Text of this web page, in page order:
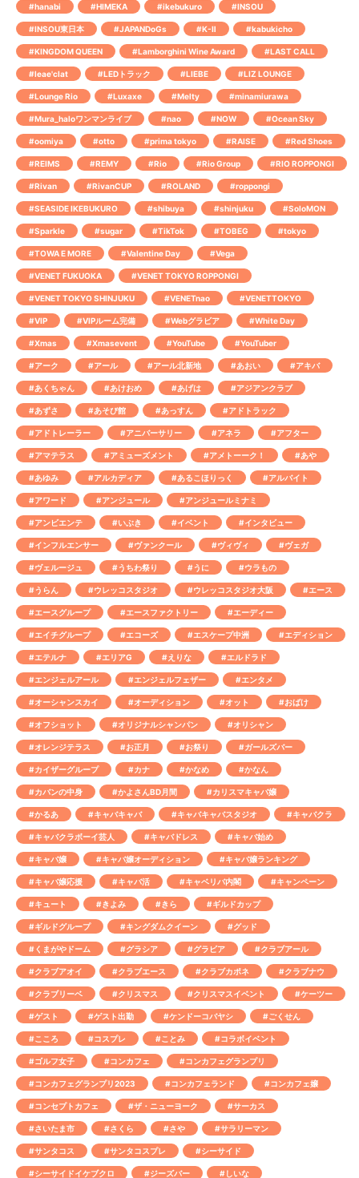
#hanabi #HIMEKA #ikebukuro #INSOU
#INSOU東日本 #JAPANDoGs #K-Ⅱ #kabukicho
#KINGDOM QUEEN #Lamborghini Wine Award #LAST CALL
#leae'clat #LEDトラック #LIEBE #LIZ LOUNGE
#Lounge Rio #Luxaxe #Melty #minamiurawa
#Mura_haloワンマンライブ #nao #NOW #Ocean Sky
#oomiya #otto #prima tokyo #RAISE #Red Shoes
#REIMS #REMY #Rio #Rio Group #RIO ROPPONGI
#Rivan #RivanCUP #ROLAND #roppongi
#SEASIDE IKEBUKURO #shibuya #shinjuku #SoloMON
#Sparkle #sugar #TikTok #TOBEG #tokyo
#TOWA E MORE #Valentine Day #Vega
#VENET FUKUOKA #VENET TOKYO ROPPONGI
#VENET TOKYO SHINJUKU #VENETnao #VENETTOKYO
#VIP #VIPルーム完備 #Webグラビア #White Day
#Xmas #Xmasevent #YouTube #YouTuber
#アーク #アール #アール北新地 #あおい #アキバ
#あくちゃん #あけおめ #あげは #アジアンクラブ
#あずさ #あそび館 #あっすん #アドトラック
#アドトレーラー #アニバーサリー #アネラ #アフター
#アマテラス #アミューズメント #アメトーーク！ #あや
#あゆみ #アルカディア #あるこほりっく #アルバイト
#アワード #アンジュール #アンジュールミナミ
#アンビエンテ #いぶき #イベント #インタビュー
#インフルエンサー #ヴァンクール #ヴィヴィ #ヴェガ
#ヴェルージュ #うちわ祭り #うに #ウラもの
#うらん #ウレッコスタジオ #ウレッコスタジオ大阪 #エース
#エースグループ #エースファクトリー #エーディー
#エイチグループ #エコーズ #エスケープ中洲 #エディション
#エテルナ #エリアG #えりな #エルドラド
#エンジェルアール #エンジェルフェザー #エンタメ
#オーシャンスカイ #オーディション #オット #おばけ
#オフショット #オリジナルシャンパン #オリシャン
#オレンジテラス #お正月 #お祭り #ガールズバー
#カイザーグループ #カナ #かなめ #かなん
#カバンの中身 #かよさんBD月間 #カリスマキャバ嬢
#かるあ #キャバキャバ #キャバキャバスタジオ #キャバクラ
#キャバクラボーイ芸人 #キャバドレス #キャバ始め
#キャバ嬢 #キャバ嬢オーディション #キャバ嬢ランキング
#キャバ嬢応援 #キャバ活 #キャベリバ内閣 #キャンペーン
#キュート #きよみ #きら #ギルドカップ
#ギルドグループ #キングダムクイーン #グッド
#くまがやドーム #グラシア #グラビア #クラブアール
#クラブアオイ #クラブエース #クラブカポネ #クラブナウ
#クラブリーベ #クリスマス #クリスマスイベント #ケーツー
#ゲスト #ゲスト出勤 #ケンドーコバヤシ #ごくせん
#こころ #コスプレ #ことみ #コラボイベント
#ゴルフ女子 #コンカフェ #コンカフェグランプリ
#コンカフェグランプリ2023 #コンカフェランド #コンカフェ嬢
#コンセプトカフェ #ザ・ニューヨーク #サーカス
#さいたま市 #さくら #さや #サラリーマン
#サンタコス #サンタコスプレ #シーサイド
#シーサイドイケブクロ #ジーズバー #しいな